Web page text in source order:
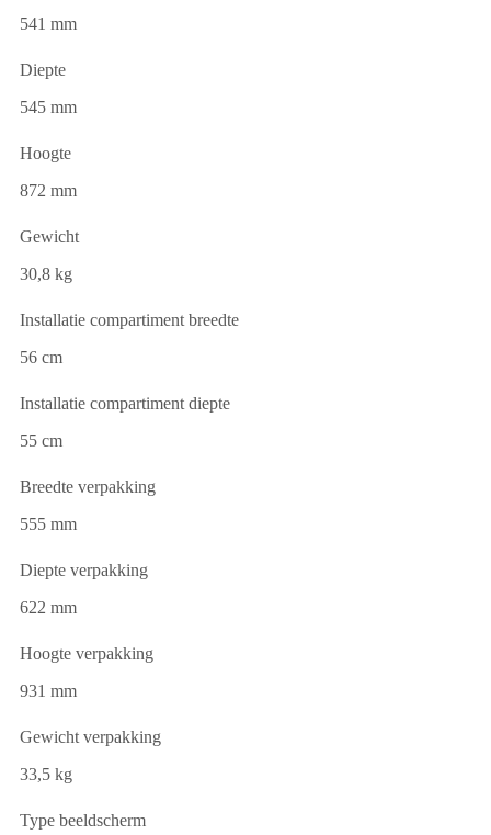
541 mm
Diepte
545 mm
Hoogte
872 mm
Gewicht
30,8 kg
Installatie compartiment breedte
56 cm
Installatie compartiment diepte
55 cm
Breedte verpakking
555 mm
Diepte verpakking
622 mm
Hoogte verpakking
931 mm
Gewicht verpakking
33,5 kg
Type beeldscherm